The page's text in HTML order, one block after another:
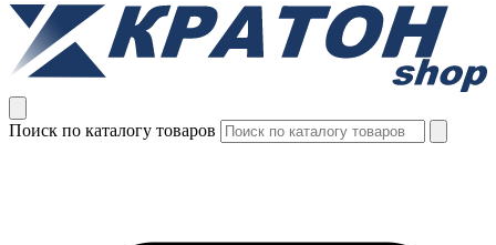
Поиск по каталогу товаров